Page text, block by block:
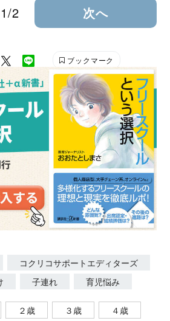
1/2 次へ
ブックマーク
コクリコサポートエディターズ
子連れ 育児悩み
２歳 ３歳
４歳